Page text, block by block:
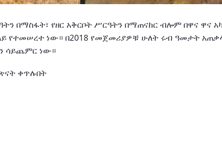
በማስፋት፣ የዘር አቅርቦት ሥርዓትን በማጠናከር ብሎም በዋና ዋና
የተመሠረተ ነው። በ2018 የመጀመሪያዎቹ ሁለት ሩብ ዓመታት
ሳይጨምር ነው።
ቀጥሉበት